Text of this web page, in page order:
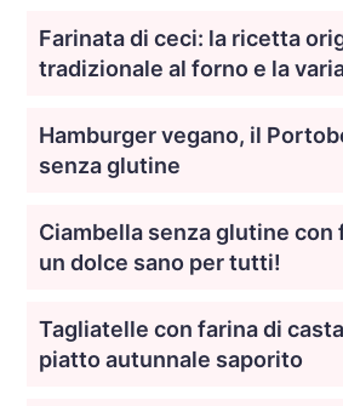
Farinata di ceci: la ricetta
tradizionale al forno e la
Hamburger vegano, il
senza glutine
Ciambella senza glutine con
un dolce sano per tutti!
Tagliatelle con farina di
piatto autunnale saporito